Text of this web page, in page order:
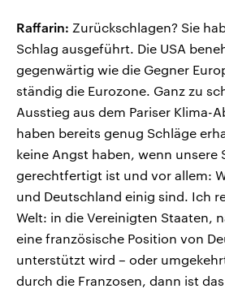
Raffarin: Zurückschlagen? Sie
Schlag ausgeführt. Die USA
gegenwärtig wie die Gegner
ständig die Eurozone. Ganz zu
Ausstieg aus dem Pariser Klima-
haben bereits genug Schläge
keine Angst haben, wenn unsere
gerechtfertigt ist und vor allem:
und Deutschland einig sind. Ich
Welt: in die Vereinigten Staaten,
eine französische Position von
unterstützt wird – oder
durch die Franzosen, dann ist